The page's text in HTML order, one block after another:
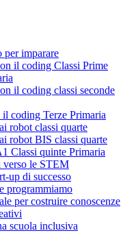
per imparare
il coding Classi Prime
il coding classi seconde
coding Terze Primaria
robot classi quarte
robot BIS classi quarte
Classi quinte Primaria
verso le STEM
up di successo
programmiamo
per costruire conoscenze
scuola inclusiva